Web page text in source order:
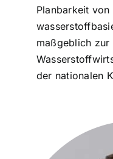
Planbarkeit
maßgeblich zur
der nationalen